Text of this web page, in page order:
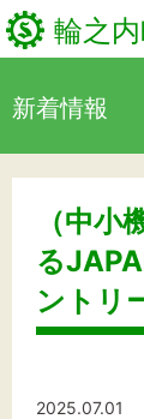
輪之
新着情報
（中
る
ントリ
2025.07.01